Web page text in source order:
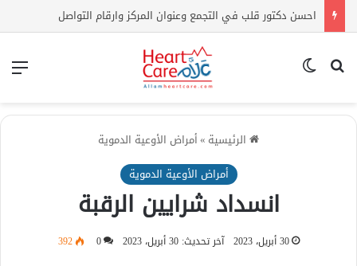
احسن دكتور قلب في التجمع وعنوان المركز وارقام التواصل
بحث عن
الرئيسية »أمراض الأوعية الدموية
أمراض الأوعية الدموية
انسداد شرايين الرقبة
30 أبريل، 2023 آخر تحديث: 30 أبريل، 2023 0
392